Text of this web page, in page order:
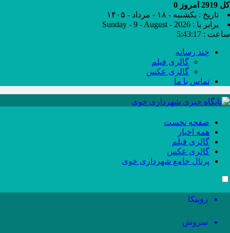
کل امروز 0
تاریخ : یکشنبه - ۱۸ - مرداد - ۱۴۰۵
برابر با : Sunday - 9 - August - 2026
ساعت : 5:43:17
چند رسانه
گالری فیلم
گالری عکس
تماس با ما
صفحه نخست
همه اخبار
گالری فیلم
گالری عکس
پرتال جامع شهرداری خوی
روبیکا
سروش